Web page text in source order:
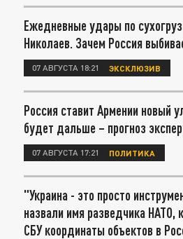
Ежедневные удары по
Николаев. Зачем Россия
07 АВГУСТА 18:21 ЭКСКЛЮЗИВ
Россия ставит Армении новый
будет дальше – прогноз
07 АВГУСТА 17:21 ПОЛИТИКА
"Украина - это просто
назвали имя разведчика НАТО,
СБУ координаты объектов в